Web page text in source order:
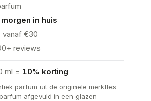
morgen in huis
vanaf €30
reviews
ml = 10% korting
parfum uit de originele merkfles
afgevuld in een glazen